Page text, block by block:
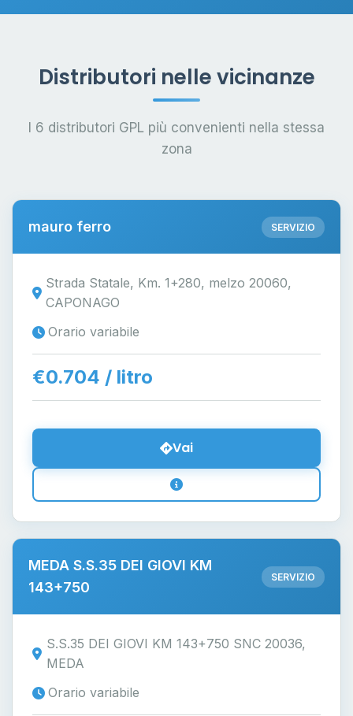
Distributori nelle vicinanze
I 6 distributori GPL più convenienti nella stessa
zona
mauro ferro SERVIZIO
Strada Statale, Km. 1+280, melzo 20060,
CAPONAGO
Orario variabile
€0.704 / litro
Vai
MEDA S.S.35 DEI GIOVI KM
143+750
SERVIZIO
S.S.35 DEI GIOVI KM 143+750 SNC 20036,
MEDA
Orario variabile